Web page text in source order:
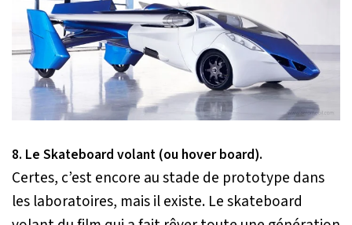
8. Le Skateboard volant (ou hover board).
Certes, c’est encore au stade de prototype dans
les laboratoires, mais il existe. Le skateboard